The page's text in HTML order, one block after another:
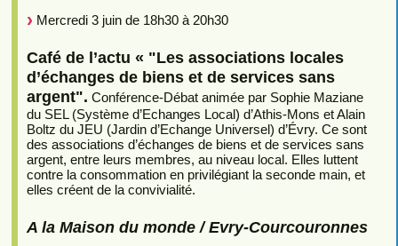
Mercredi 3 juin de 18h30 à 20h30
Café de l’actu « "Les associations locales
d’échanges de biens et de services sans
argent". Conférence-Débat animée par Sophie Maziane
du SEL (Système d’Echanges Local) d’Athis-Mons et Alain
Boltz du JEU (Jardin d’Echange Universel) d’Évry. Ce sont
des associations d’échanges de biens et de services sans
argent, entre leurs membres, au niveau local. Elles luttent
contre la consommation en privilégiant la seconde main, et
elles créent de la convivialité.
A la Maison du monde / Evry-Courcouronnes